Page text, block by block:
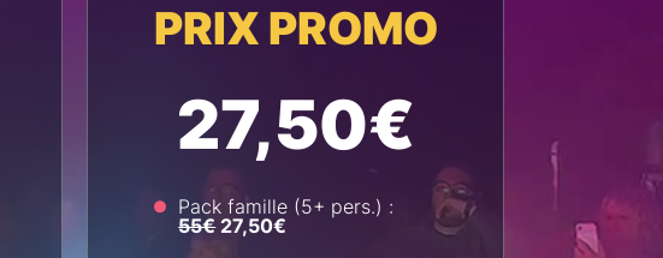
PRIX PROMO
27,50€
Pack famille (5+ pers.) :
55€27,50€